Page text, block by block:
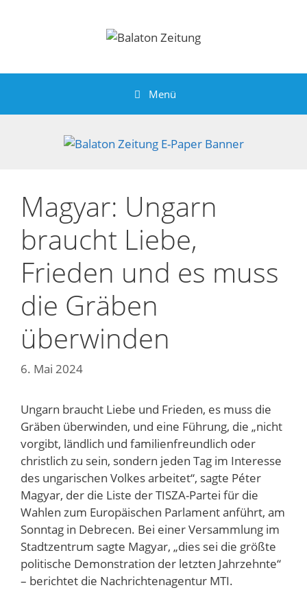
Menü
Magyar: Ungarn
braucht Liebe,
Frieden und es muss
die Gräben
überwinden
6. Mai 2024
Ungarn braucht Liebe und Frieden, es muss die
Gräben überwinden, und eine Führung, die „nicht
vorgibt, ländlich und familienfreundlich oder
christlich zu sein, sondern jeden Tag im Interesse
des ungarischen Volkes arbeitet“, sagte Péter
Magyar, der die Liste der TISZA-Partei für die
Wahlen zum Europäischen Parlament anführt, am
Sonntag in Debrecen. Bei einer Versammlung im
Stadtzentrum sagte Magyar, „dies sei die größte
politische Demonstration der letzten Jahrzehnte“
– berichtet die Nachrichtenagentur MTI.